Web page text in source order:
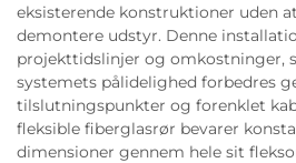
eksisterende konstruktioner uden
demontere udstyr. Denne
projekttidslinjer og omkostninger,
systemets pålidelighed forbedres
tilslutningspunkter og forenklet
fleksible fiberglasrør bevarer
dimensioner gennem hele sit